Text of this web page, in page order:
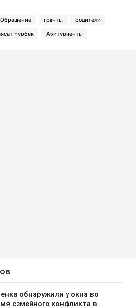
Обращение гранты родители
Нурбек Абитуриенты